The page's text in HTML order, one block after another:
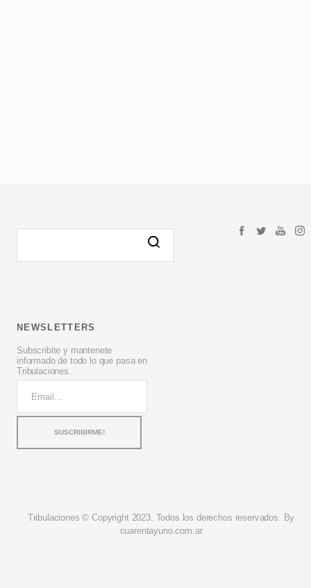
NEWSLETTERS
Subscribite y mantenete
informado de todo lo que pasa en
Tribulaciones.
Tribulaciones © Copyright 2023. Todos los derechos reservados. By
cuarentayuno.com.ar